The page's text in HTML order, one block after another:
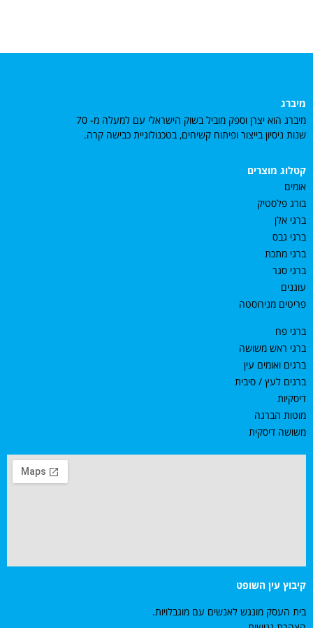
מיברג
מיברג הוא יצרן וספק מוביל בשוק הישראלי עם למעלה מ- 70
שנות ניסיון בייצור ופיתוח קשיחים, בטכנולוגיית כבישה קרה.
קטלוג מוצרים
אומים
בורג פלסטיק
ברגי אלן
ברגי גבס
ברגי מתכת
ברגי סגר
עוגנים
פריטים מנירוסטה
ברגי פח
ברגי ראש משושה
ברגים ואומים עין
ברגים לעץ / סיבית
דיסקיות
מוטות הברגה
משושה דיסקית
קיבוץ עין השופט
בית העסק מונגש לאנשים עם מוגבלויות.